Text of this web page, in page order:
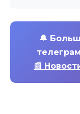
🔔
📰